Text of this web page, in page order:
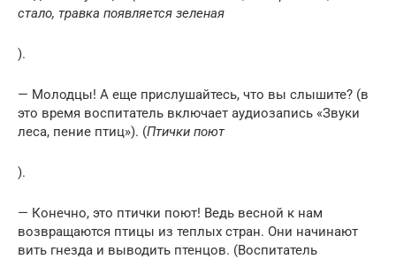
стало, травка появляется зеленая
).
— Молодцы! А еще прислушайтесь, что вы слышите? (в
это время воспитатель включает аудиозапись «Звуки
леса, пение птиц»). (Птички поют
).
— Конечно, это птички поют! Ведь весной к нам
возвращаются птицы из теплых стран. Они начинают
вить гнезда и выводить птенцов. (Воспитатель